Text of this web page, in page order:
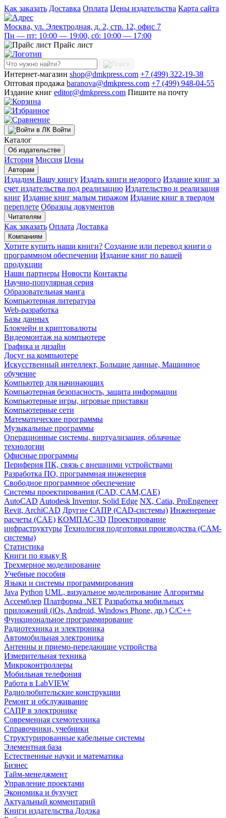
Как заказать Доставка Оплата Цены издательства Карта сайта
Москва, ул. Электродная, д. 2, стр. 12, офис 7
Пн — пт: 10:00 — 19:00, сб: 10:00 — 17:00
Прайс лист
Интернет-магазин shop@dmkpress.com +7 (499) 322-19-38
Оптовая продажа baranova@dmkpress.com +7 (499) 948-04-55
Издание книг editor@dmkpress.com Пишите на почту
Войти
Каталог
Об издательстве
История Миссия Цены
Авторам
Издадим Вашу книгу Издать книги недорого Издание книг за
счет издательства под реализацию Издательство и реализация
книг Издание книг малым тиражом Издание книг в твердом
переплете Образцы документов
Читателям
Как заказать Оплата Доставка
Компаниям
Хотите купить наши книги? Создание или перевод книги о
программном обеспечении Издание книг по вашей
продукции
Наши партнеры Новости Контакты
Научно-популярная серия
Образовательная манга
Компьютерная литература
Web-разработка
Базы данных
Блокчейн и криптовалюты
Видеомонтаж на компьютере
Графика и дизайн
Досуг на компьютере
Искусственный интеллект, Большие данные, Машинное
обучение
Компьютер для начинающих
Компьютерная безопасность, защита информации
Компьютерные игры, игровые приставки
Компьютерные сети
Математические программы
Музыкальные программы
Операционные системы, виртуализация, облачные
технологии
Офисные программы
Периферия ПК, связь с внешними устройствами
Разработка ПО, программная инженерия
Свободное программное обеспечение
Системы проектирования (CAD, CAM,CAE)
AutoCAD Autodesk Inventor, Solid Edge NX, Catia, ProEngeneer
Revit, ArchiCAD Другие САПР (CAD-системы) Инженерные
расчеты (CAE) КОМПАС-3D Проектирование
инфраструктуры Технология подготовки производства (CAM-
системы)
Статистика
Книги по языку R
Трехмерное моделирование
Учебные пособия
Языки и системы программирования
Java Python UML, визуальное моделирование Алгоритмы
Ассемблер Платформа .NET Разработка мобильных
приложений (iOs, Android, Windows Phone, др.) С/С++
Функциональное программирование
Радиотехника и электроника
Автомобильная электроника
Антенны и приемо-передающие устройства
Измерительная техника
Микроконтроллеры
Мобильная телефония
Работа в LabVIEW
Радиолюбительские конструкции
Ремонт и обслуживание
САПР в электронике
Современная схемотехника
Справочники, учебники
Структурированные кабельные системы
Элементная база
Естественные науки и математика
Бизнес
Тайм-менеджмент
Управление проектами
Экономика и бухучет
Актуальный комментарий
Книги издательства Додэка